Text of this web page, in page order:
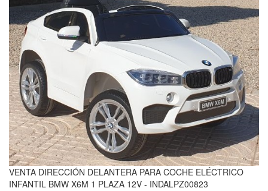
VENTA DIRECCIÓN DELANTERA PARA COCHE ELÉCTRICO
INFANTIL BMW X6M 1 PLAZA 12V - INDALPZ00823